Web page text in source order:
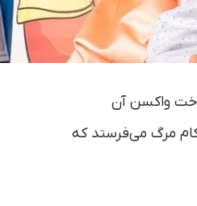
واکسن آن
در قاره آفریقا به کام مرگ می‌فرستد که